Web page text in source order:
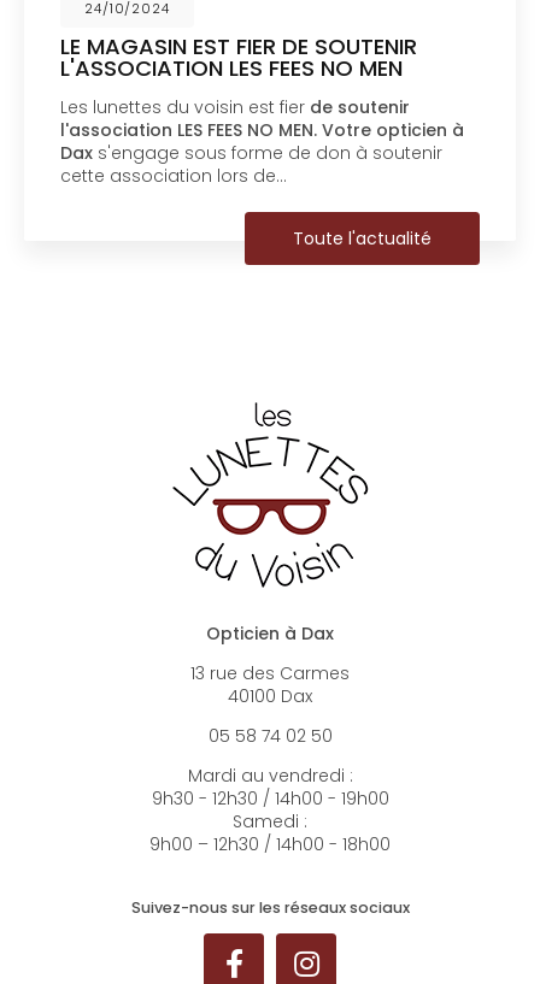
24/10/2024
LE MAGASIN EST FIER DE SOUTENIR
L'ASSOCIATION LES FEES NO MEN
Les lunettes du voisin est fier de soutenir
l'association LES FEES NO MEN. Votre opticien à
Dax s'engage sous forme de don à soutenir
cette association lors de…
Toute l'actualité
Opticien à Dax
13 rue des Carmes
40100 Dax
05 58 74 02 50
Mardi au vendredi :
9h30 - 12h30 / 14h00 - 19h00
Samedi :
9h00 – 12h30 / 14h00 - 18h00
Suivez-nous sur les réseaux sociaux